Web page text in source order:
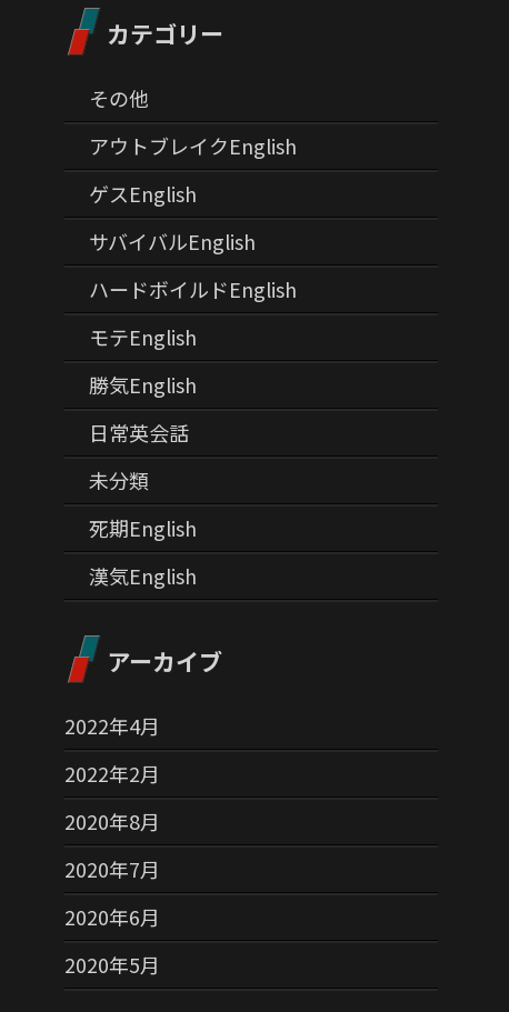
カテゴリー
その他
アウトブレイクEnglish
ゲスEnglish
サバイバルEnglish
ハードボイルドEnglish
モテEnglish
勝気English
日常英会話
未分類
死期English
漢気English
アーカイブ
2022年4月
2022年2月
2020年8月
2020年7月
2020年6月
2020年5月